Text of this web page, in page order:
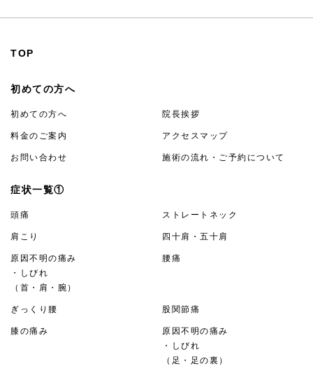
TOP
初めての方へ
初めての方へ 院長挨拶
料金のご案内 アクセスマップ
お問い合わせ 施術の流れ・ご予約について
症状一覧①
頭痛 ストレートネック
肩こり 四十肩・五十肩
原因不明の痛み
・しびれ
（首・肩・腕）
腰痛
ぎっくり腰 股関節痛
膝の痛み
原因不明の痛み
・しびれ
（足・足の裏）